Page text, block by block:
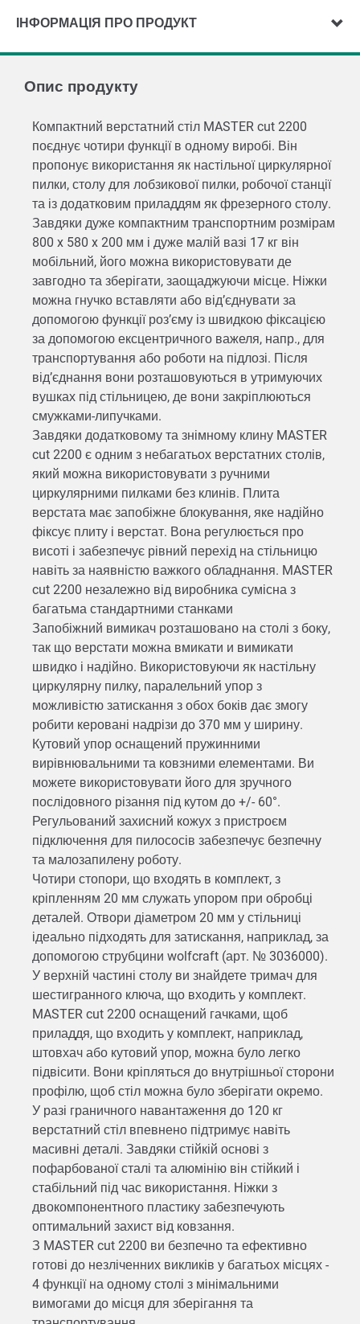
ІНФОРМАЦІЯ ПРО ПРОДУКТ
Опис продукту
Компактний верстатний стіл MASTER cut 2200
поєднує чотири функції в одному виробі. Він
пропонує використання як настільної циркулярної
пилки, столу для лобзикової пилки, робочої станції
та із додатковим приладдям як фрезерного столу.
Завдяки дуже компактним транспортним розмірам
800 x 580 x 200 мм і дуже малій вазі 17 кг він
мобільний, його можна використовувати де
завгодно та зберігати, заощаджуючи місце. Ніжки
можна гнучко вставляти або від’єднувати за
допомогою функції роз’єму із швидкою фіксацією
за допомогою ексцентричного важеля, напр., для
транспортування або роботи на підлозі. Після
від’єднання вони розташовуються в утримуючих
вушках під стільницею, де вони закріплюються
смужками-липучками.
Завдяки додатковому та знімному клину MASTER
cut 2200 є одним з небагатьох верстатних столів,
який можна використовувати з ручними
циркулярними пилками без клинів. Плита
верстата має запобіжне блокування, яке надійно
фіксує плиту і верстат. Вона регулюється про
висоті і забезпечує рівний перехід на стільницю
навіть за наявністю важкого обладнання. MASTER
cut 2200 незалежно від виробника сумісна з
багатьма стандартними станками
Запобіжний вимикач розташовано на столі з боку,
так що верстати можна вмикати и вимикати
швидко і надійно. Використовуючи як настільну
циркулярну пилку, паралельний упор з
можливістю затискання з обох боків дає змогу
робити керовані надрізи до 370 мм у ширину.
Кутовий упор оснащений пружинними
вирівнювальними та ковзними елементами. Ви
можете використовувати його для зручного
послідовного різання під кутом до +/- 60°.
Регульований захисний кожух з пристроєм
підключення для пилососів забезпечує безпечну
та малозапилену роботу.
Чотири стопори, що входять в комплект, з
кріпленням 20 мм служать упором при обробці
деталей. Отвори діаметром 20 мм у стільниці
ідеально підходять для затискання, наприклад, за
допомогою струбцини wolfcraft (арт. № 3036000).
У верхній частині столу ви знайдете тримач для
шестигранного ключа, що входить у комплект.
MASTER cut 2200 оснащений гачками, щоб
приладдя, що входить у комплект, наприклад,
штовхач або кутовий упор, можна було легко
підвісити. Вони кріпляться до внутрішньої сторони
профілю, щоб стіл можна було зберігати окремо.
У разі граничного навантаження до 120 кг
верстатний стіл впевнено підтримує навіть
масивні деталі. Завдяки стійкій основі з
пофарбованої сталі та алюмінію він стійкий і
стабільний під час використання. Ніжки з
двокомпонентного пластику забезпечують
оптимальний захист від ковзання.
З MASTER cut 2200 ви безпечно та ефективно
готові до незліченних викликів у багатьох місцях -
4 функції на одному столі з мінімальними
вимогами до місця для зберігання та